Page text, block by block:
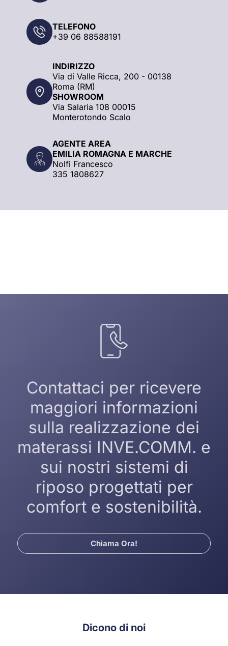
TELEFONO
+39 06 88588191
INDIRIZZO
Via di Valle Ricca, 200 - 00138
Roma (RM)
SHOWROOM
Via Salaria 108 00015
Monterotondo Scalo
AGENTE AREA
EMILIA ROMAGNA E MARCHE
Nolfi Francesco
335 1808627
Contattaci per ricevere
maggiori informazioni
sulla realizzazione dei
materassi INVE.COMM. e
sui nostri sistemi di
riposo progettati per
comfort e sostenibilità.
Chiama Ora!
Dicono di noi